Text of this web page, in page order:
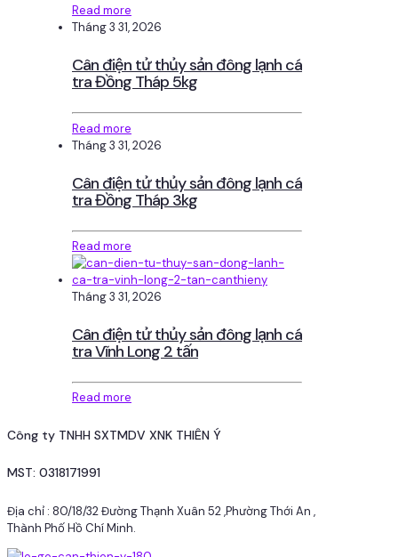
Read more
Tháng 3 31, 2026
Cân điện tử thủy sản đông lạnh cá
tra Đồng Tháp 5kg
Read more
Tháng 3 31, 2026
Cân điện tử thủy sản đông lạnh cá
tra Đồng Tháp 3kg
Read more
Tháng 3 31, 2026
Cân điện tử thủy sản đông lạnh cá
tra Vĩnh Long 2 tấn
Read more
Công ty TNHH SXTMDV XNK THIÊN Ý
MST: 0318171991
Địa chỉ : 80/18/32 Đường Thạnh Xuân 52 ,Phường Thới An ,
Thành Phố Hồ Chí Minh.